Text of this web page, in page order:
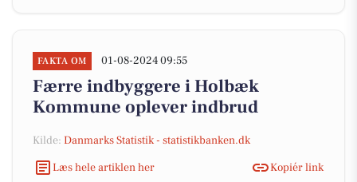
FAKTA OM 01-08-2024 09:55
Færre indbyggere i Holbæk
Kommune oplever indbrud
Kilde: Danmarks Statistik - statistikbanken.dk
Læs hele artiklen her
Kopiér link